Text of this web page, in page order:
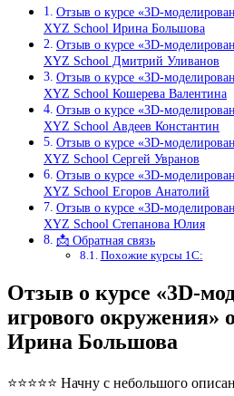
Отзыв о курсе «3D-
XYZ School Ирина Большова
Отзыв о курсе «3D-
XYZ School Дмитрий Уливанов
Отзыв о курсе «3D-
XYZ School Кошерева Валентина
Отзыв о курсе «3D-
XYZ School Авдеев Константин
Отзыв о курсе «3D-
XYZ School Сергей Увранов
Отзыв о курсе «3D-
XYZ School Егоров Анатолий
Отзыв о курсе «3D-
XYZ School Степанова Юлия
📩 Обратная связь
Похожие курсы 1С:
Отзыв о курсе «3D-
игрового окружения»
Ирина Большова
⭐⭐⭐⭐⭐ Начну с небольшого